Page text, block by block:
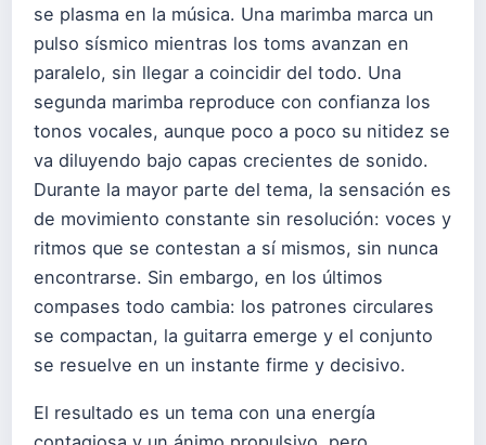
se plasma en la música. Una marimba marca un
pulso sísmico mientras los toms avanzan en
paralelo, sin llegar a coincidir del todo. Una
segunda marimba reproduce con confianza los
tonos vocales, aunque poco a poco su nitidez se
va diluyendo bajo capas crecientes de sonido.
Durante la mayor parte del tema, la sensación es
de movimiento constante sin resolución: voces y
ritmos que se contestan a sí mismos, sin nunca
encontrarse. Sin embargo, en los últimos
compases todo cambia: los patrones circulares
se compactan, la guitarra emerge y el conjunto
se resuelve en un instante firme y decisivo.
El resultado es un tema con una energía